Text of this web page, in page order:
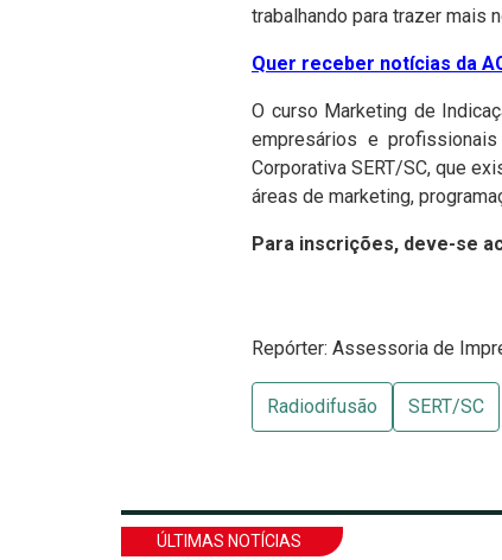
trabalhando para trazer mais
Quer receber notícias da
O curso Marketing de
empresários e
Corporativa SERT/SC, que
áreas de marketing,
Para inscrições, deve-se
Repórter: Assessoria de
Radiodifusão SERT/SC
ÚLTIMAS NOTÍCIAS